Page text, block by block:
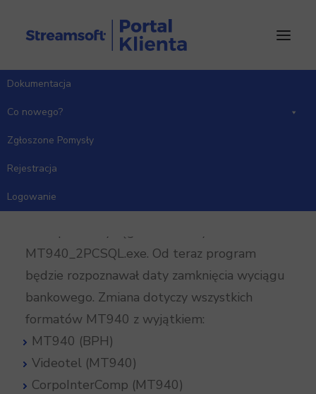
Dokumentacja
Co nowego?
Zgłoszone Pomysły
Rejestracja
Logowanie
Strona Główna
Moduł Rozrachunki
Wprowadzono zmiany w działaniu programu
MT940_2PCSQL.exe. Od teraz program
będzie rozpoznawał daty zamknięcia wyciągu
bankowego. Zmiana dotyczy wszystkich
formatów MT940 z wyjątkiem:
MT940 (BPH)
Videotel (MT940)
CorpoInterComp (MT940)